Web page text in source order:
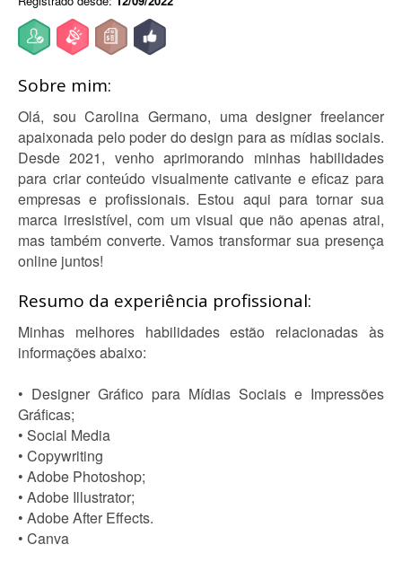
Sobre mim:
Olá, sou Carolina Germano, uma designer freelancer
apaixonada pelo poder do design para as mídias sociais.
Desde 2021, venho aprimorando minhas habilidades
para criar conteúdo visualmente cativante e eficaz para
empresas e profissionais. Estou aqui para tornar sua
marca irresistível, com um visual que não apenas atrai,
mas também converte. Vamos transformar sua presença
online juntos!
Resumo da experiência profissional:
Minhas melhores habilidades estão relacionadas às
informações abaixo:
• Designer Gráfico para Mídias Sociais e Impressões
Gráficas;
• Social Media
• Copywriting
• Adobe Photoshop;
• Adobe Illustrator;
• Adobe After Effects.
• Canva